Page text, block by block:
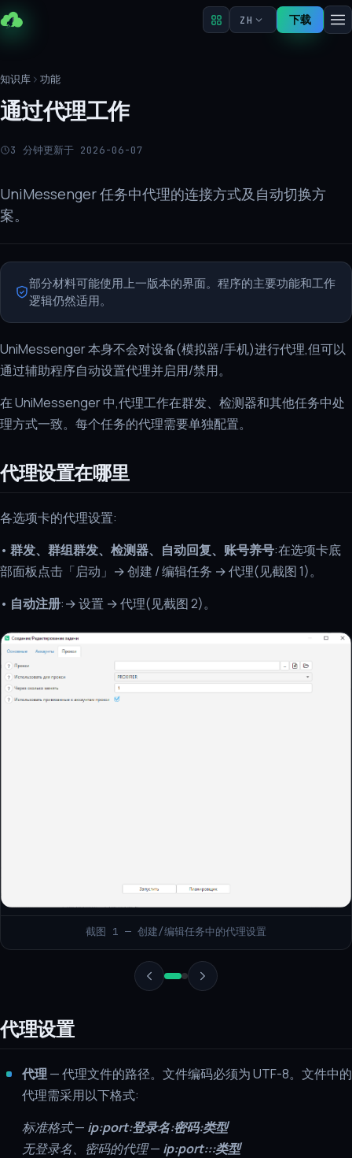
ZH 下载
知识库 功能
通过代理工作
3 分钟更新于 2026-06-07
UniMessenger 任务中代理的连接方式及自动切换方
案。
部分材料可能使用上一版本的界面。程序的主要功能和工作
逻辑仍然适用。
UniMessenger 本身不会对设备(模拟器/手机)进行代理,但可以
通过辅助程序自动设置代理并启用/禁用。
在 UniMessenger 中,代理工作在群发、检测器和其他任务中处
理方式一致。每个任务的代理需要单独配置。
代理设置在哪里
各选项卡的代理设置:
• 群发、群组群发、检测器、自动回复、账号养号:在选项卡底
部面板点击「启动」→ 创建 / 编辑任务 → 代理(见截图 1)。
• 自动注册:→ 设置 → 代理(见截图 2)。
截图 1 — 创建/编辑任务中的代理设置
代理设置
代理 — 代理文件的路径。文件编码必须为 UTF-8。文件中的
代理需采用以下格式:
标准格式— ip:port:登录名:密码:类型
无登录名、密码的代理— ip:port:::类型